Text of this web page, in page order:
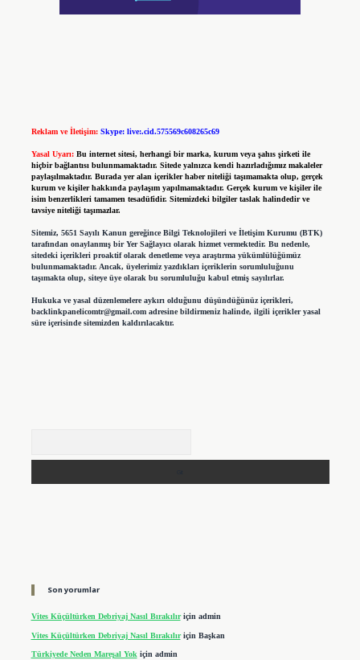
Reklam ve İletişim: Skype: live:.cid.575569c608265c69
Yasal Uyarı: Bu internet sitesi, herhangi bir marka, kurum veya şahıs şirketi ile
hiçbir bağlantısı bulunmamaktadır. Sitede yalnızca kendi hazırladığımız makaleler
paylaşılmaktadır. Burada yer alan içerikler haber niteliği taşımamakta olup, gerçek
kurum ve kişiler hakkında paylaşım yapılmamaktadır. Gerçek kurum ve kişiler ile
isim benzerlikleri tamamen tesadüfidir. Sitemizdeki bilgiler taslak halindedir ve
tavsiye niteliği taşımazlar.
Sitemiz, 5651 Sayılı Kanun gereğince Bilgi Teknolojileri ve İletişim Kurumu (BTK)
tarafından onaylanmış bir Yer Sağlayıcı olarak hizmet vermektedir. Bu nedenle,
sitedeki içerikleri proaktif olarak denetleme veya araştırma yükümlülüğümüz
bulunmamaktadır. Ancak, üyelerimiz yazdıkları içeriklerin sorumluluğunu
taşımakta olup, siteye üye olarak bu sorumluluğu kabul etmiş sayılırlar.
Hukuka ve yasal düzenlemelere aykırı olduğunu düşündüğünüz içerikleri,
backlinkpanelicomtr@gmail.comadresine bildirmeniz halinde, ilgili içerikler yasal
süre içerisinde sitemizden kaldırılacaktır.
Son yorumlar
Vites Küçültürken Debriyaj Nasıl Bırakılıriçin admin
Vites Küçültürken Debriyaj Nasıl Bırakılıriçin Başkan
Türkiyede Neden Mareşal Yokiçin admin